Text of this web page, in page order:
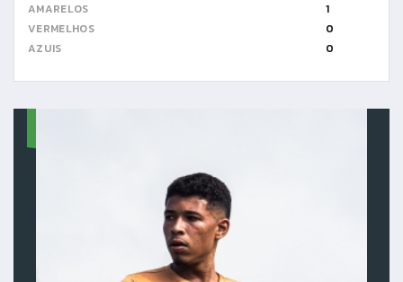
AMARELOS
1
VERMELHOS
0
AZUIS
0